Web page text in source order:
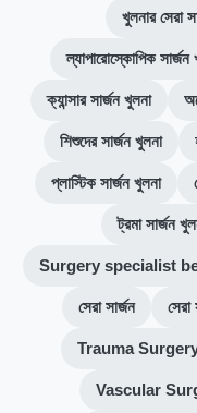
খুলনার সেরা
ল্যাপারোস্কোপিক সার্জন
ক্যান্সার সার্জন খুলনা
শিশুদের সার্জন খুলনা
প্লাস্টিক সার্জন খুলনা
ট্রমা সার্জন
Surgery specialist
সেরা সার্জন সেরা
Trauma
Vascular